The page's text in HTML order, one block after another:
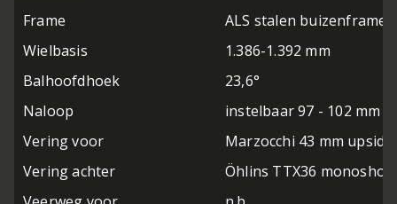
Frame
ALS stalen buizenframe
Wielbasis
1.386-1.392 mm
Balhoofdhoek
23,6°
Naloop
instelbaar 97 - 102 mm
Vering voor
Marzocchi 43 mm
Vering achter
Öhlins TTX36